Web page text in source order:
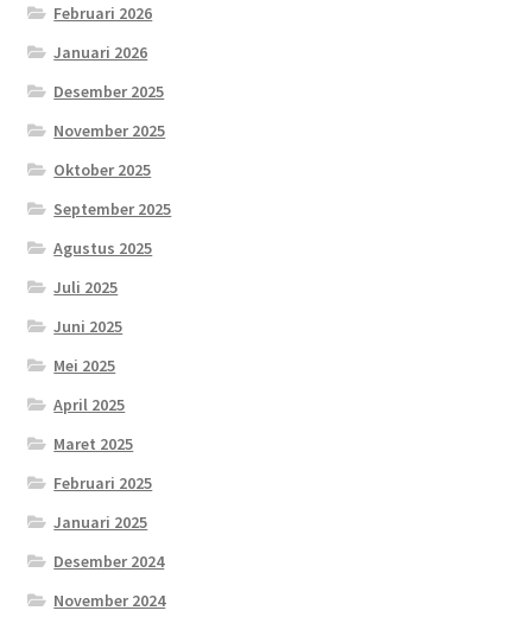
Februari 2026
Januari 2026
Desember 2025
November 2025
Oktober 2025
September 2025
Agustus 2025
Juli 2025
Juni 2025
Mei 2025
April 2025
Maret 2025
Februari 2025
Januari 2025
Desember 2024
November 2024